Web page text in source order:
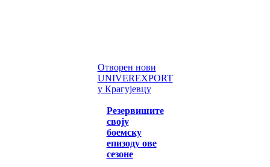
Отворен нови
UNIVEREXPORT
у Крагујевцу
Резервишите
своју
боемску
епизоду ове
сезоне